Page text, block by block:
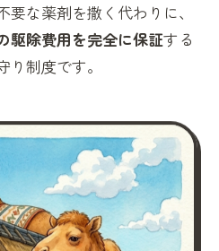
要な薬剤を撒く代わりに、
駆除費用を完全に保証する
り制度です。